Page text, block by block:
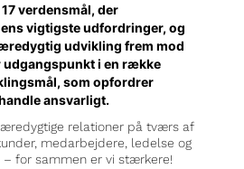
verdensmål, der
vigtigste udfordringer, og
udvikling frem mod
udgangspunkt i en række
som opfordrer
ansvarligt.
relationer på tværs af
medarbejdere, ledelse og
for sammen er vi stærkere!